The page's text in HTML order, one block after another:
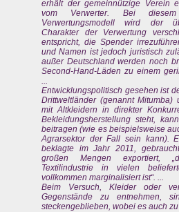
erhält der gemeinnützige Verein
vom Verwerter. Bei diesem
Verwertungsmodell wird der
Charakter der Verwertung
entspricht, die Spender
und Namen ist jedoch juristisch
außer Deutschland werden noch
Second-Hand-Läden zu einem
Entwicklungspolitisch gesehen ist
Drittweltländer (genannt Mitumba)
mit Altkleidern in direkter
Bekleidungsherstellung steht,
beitragen (wie es beispielsweise
Agrarsektor der Fall sein kann).
beklagte im Jahr 2011,
großen Mengen exportiert,
Textilindustrie in vielen
vollkommen marginalisiert ist“. ...
Beim Versuch, Kleider oder
Gegenstände zu entnehmen,
steckengeblieben, wobei es auch zu